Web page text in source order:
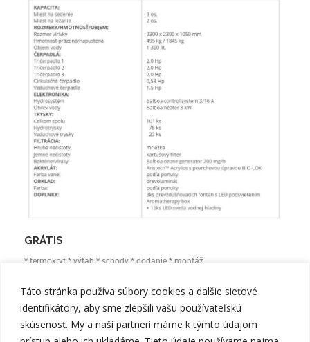
Táto stránka používa súbory cookies a dalšie sieťové
identifikátory, aby sme zlepšili vašu používateľskú
skúsenosť. My a naši partneri máme k týmto údajom
GRÁTIS
* termokryt * výťah * schody * dodanie * montáž